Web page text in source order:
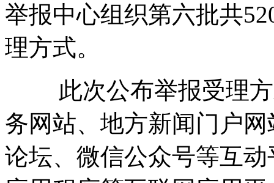
举报中心组织第六批共
理方式。
此次公布举报受理方
务网站、地方新闻门户
论坛、微信公众号等互